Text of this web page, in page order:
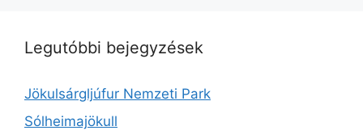
Legutóbbi bejegyzések
Jökulsárgljúfur Nemzeti Park
Sólheimajökull